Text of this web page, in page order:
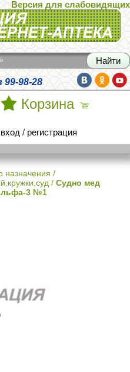
Версия для слабовидящих
98-28
Корзина
вход / регистрация
назначения /
/ Судно мед
3 №1